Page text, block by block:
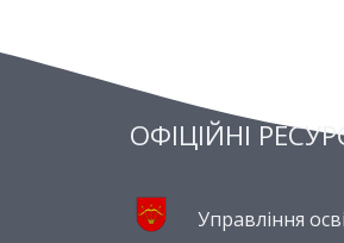
ОФІЦІЙНІ
Управління